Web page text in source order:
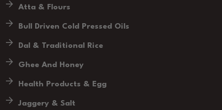
Atta & Flours
Bull Driven Cold Pressed Oils
Dal & Traditional Rice
Ghee And Honey
Health Products & Egg
Jaggery & Salt